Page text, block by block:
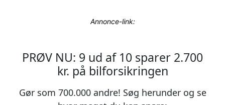
Annonce-link: